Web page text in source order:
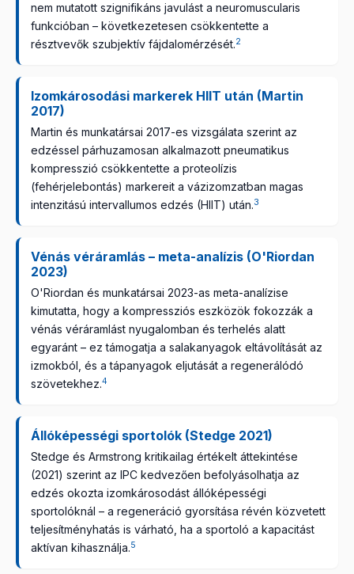
nem mutatott szignifikáns javulást a neuromuscularis
funkcióban – következetesen csökkentette a
résztvevők szubjektív fájdalomérzését.2
Izomkárosodási markerek HIIT után (Martin
2017)
Martin és munkatársai 2017-es vizsgálata szerint az
edzéssel párhuzamosan alkalmazott pneumatikus
kompresszió csökkentette a proteolízis
(fehérjelebontás) markereit a vázizomzatban magas
intenzitású intervallumos edzés (HIIT) után.3
Vénás véráramlás – meta-analízis (O'Riordan
2023)
O'Riordan és munkatársai 2023-as meta-analízise
kimutatta, hogy a kompressziós eszközök fokozzák a
vénás véráramlást nyugalomban és terhelés alatt
egyaránt – ez támogatja a salakanyagok eltávolítását az
izmokból, és a tápanyagok eljutását a regenerálódó
szövetekhez.4
Állóképességi sportolók (Stedge 2021)
Stedge és Armstrong kritikailag értékelt áttekintése
(2021) szerint az IPC kedvezően befolyásolhatja az
edzés okozta izomkárosodást állóképességi
sportolóknál – a regeneráció gyorsítása révén közvetett
teljesítményhatás is várható, ha a sportoló a kapacitást
aktívan kihasználja.5